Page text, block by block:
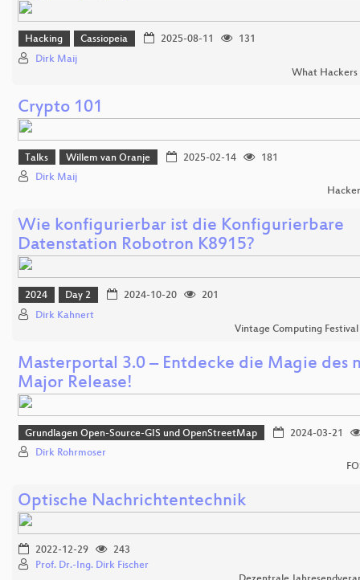
Hacking Cassiopeia 2025-08-11
131
Dirk Maij
What Hackers
Crypto 101
Talks Willem van Oranje 2025-02-14
181
Dirk Maij
Wie konfigurierbar ist die Konfigurierbare
Datenstation Robotron K8915?
2024 Day 2 2024-10-20
201
Dirk Kahnert
Vintage Computing
Masterportal 3.0 – Entdecke die Magie des
Major Release!
Grundlagen Open-Source-GIS und OpenStreetMap
2024-03-21
Dirk Rohrmoser
Optische Nachrichtentechnik
2022-12-29
243
Prof. Dr.-Ing. Dirk Fischer